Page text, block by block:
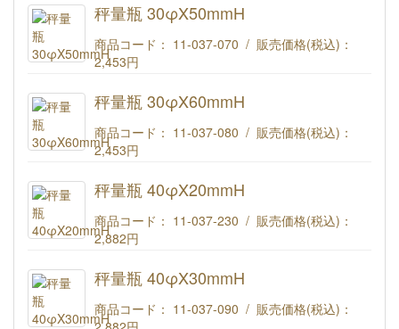
秤量瓶 30φX50mmH
商品コード： 11-037-070 / 販売価格(税込)：
2,453円
秤量瓶 30φX60mmH
商品コード： 11-037-080 / 販売価格(税込)：
2,453円
秤量瓶 40φX20mmH
商品コード： 11-037-230 / 販売価格(税込)：
2,882円
秤量瓶 40φX30mmH
商品コード： 11-037-090 / 販売価格(税込)：